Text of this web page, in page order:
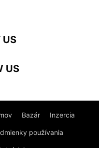
US
US
Bazár Inzercia
používania